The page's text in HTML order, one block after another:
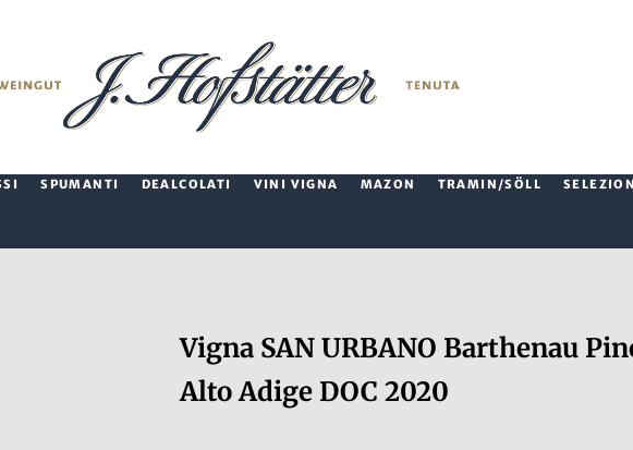
SPUMANTI DEALCOLATI VINI VIGNA MAZON TRAMIN/SÖLL
Vigna SAN URBANO Barthenau
Alto Adige DOC 2020